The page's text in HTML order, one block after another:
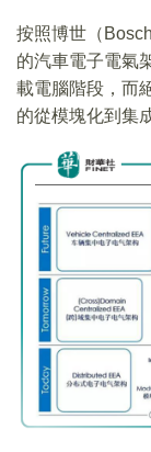
按照博世（
的汽車電子電氣
載電腦階段，而
的從模塊化到集